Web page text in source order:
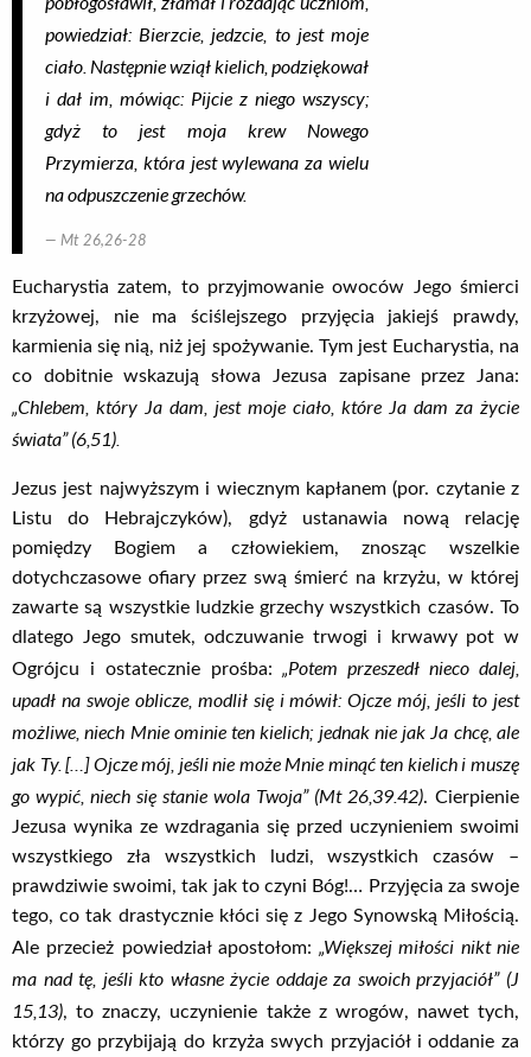
powiedział: Bierzcie, jedzcie, to jest moje
ciało. Następnie wziął kielich, podziękował
i dał im, mówiąc: Pijcie z niego wszyscy;
gdyż to jest moja krew Nowego
Przymierza, która jest wylewana za wielu
na odpuszczenie grzechów.
Mt 26,26-28
Eucharystia zatem, to przyjmowanie owoców Jego śmierci
krzyżowej, nie ma ściślejszego przyjęcia jakiejś prawdy,
karmienia się nią, niż jej spożywanie. Tym jest Eucharystia, na
co dobitnie wskazują słowa Jezusa zapisane przez Jana:
„Chlebem, który Ja dam, jest moje ciało, które Ja dam za życie
świata” (6,51).
Jezus jest najwyższym i wiecznym kapłanem (por. czytanie z
Listu do Hebrajczyków), gdyż ustanawia nową relację
pomiędzy Bogiem a człowiekiem, znosząc wszelkie
dotychczasowe ofiary przez swą śmierć na krzyżu, w której
zawarte są wszystkie ludzkie grzechy wszystkich czasów. To
dlatego Jego smutek, odczuwanie trwogi i krwawy pot w
Ogrójcu i ostatecznie prośba: „Potem przeszedł nieco dalej,
upadł na swoje oblicze, modlił się i mówił: Ojcze mój, jeśli to jest
możliwe, niech Mnie ominie ten kielich; jednak nie jak Ja chcę, ale
jak Ty. […] Ojcze mój, jeśli nie może Mnie minąć ten kielich i muszę
go wypić, niech się stanie wola Twoja” (Mt 26,39.42). Cierpienie
Jezusa wynika ze wzdragania się przed uczynieniem swoimi
wszystkiego zła wszystkich ludzi, wszystkich czasów –
prawdziwie swoimi, tak jak to czyni Bóg!… Przyjęcia za swoje
tego, co tak drastycznie kłóci się z Jego Synowską Miłością.
Ale przecież powiedział apostołom: „Większej miłości nikt nie
ma nad tę, jeśli kto własne życie oddaje za swoich przyjaciół” (J
15,13), to znaczy, uczynienie także z wrogów, nawet tych,
którzy go przybijają do krzyża swych przyjaciół i oddanie za